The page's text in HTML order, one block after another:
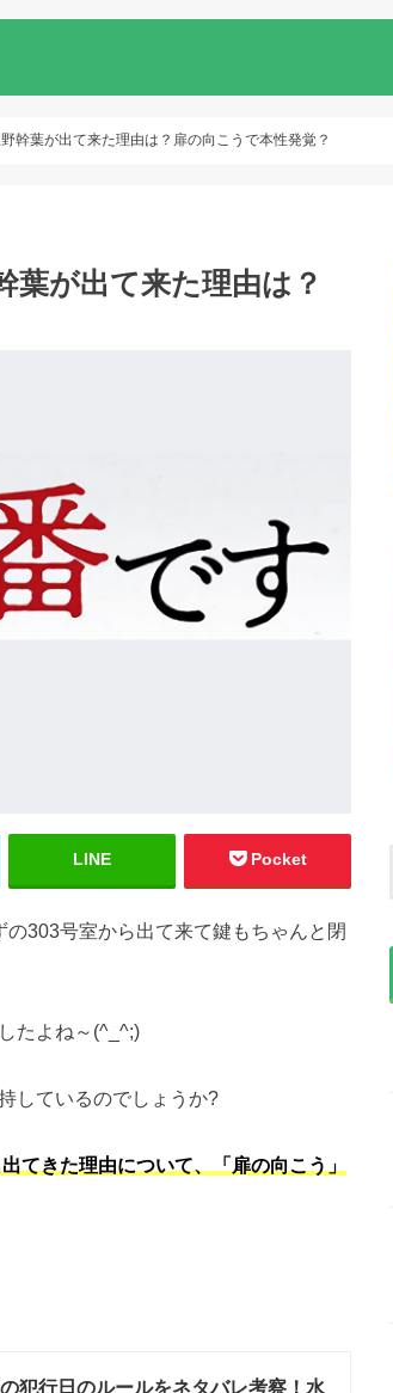
幹葉が出て来た理由は？扉の向こうで本性発覚？
葉が出て来た理由は？
LINE Pocket
303号室から出て来て鍵もちゃんと閉
たよね～(^_^;)
しているのでしょうか?
てきた理由について、「扉の向こう」
犯行日のルールをネタバレ考察！水